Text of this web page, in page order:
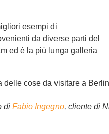
esempi di
da diverse parti del
ed è la più lunga galleria
di Fabio Ingegno, cliente di